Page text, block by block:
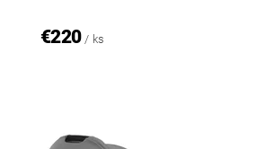
€220 / ks